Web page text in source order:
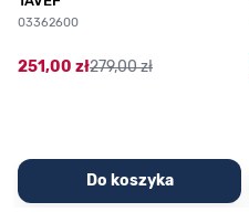
03362600
251,00 zł279,00 zł
Do koszyka